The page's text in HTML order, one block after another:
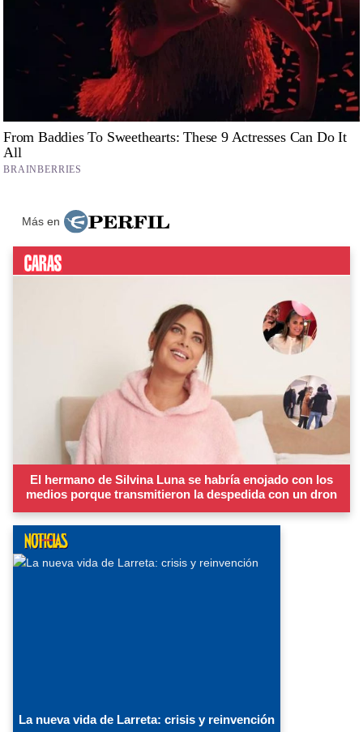
Más en
El hermano de Silvina Luna se habría enojado con los
medios porque transmitieron la despedida con un dron
La nueva vida de Larreta: crisis y reinvención